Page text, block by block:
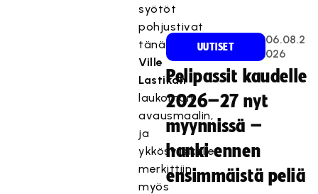
syötöt
pohjustivat
tänään
Ville
Lastikan
laukoman
avausmaalin,
ja
ykkösviisikolle
merkittiin
myös
UUTISET
06.08.2
026
Pelipassit kaudelle
2026–27 nyt
myynnissä –
hanki ennen
ensimmäistä peliä